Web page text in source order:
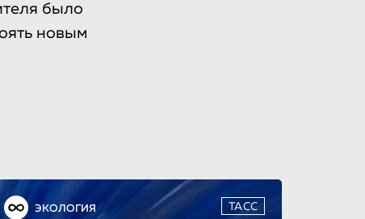
было
новым
ЭКОЛОГИЯ ТАСС